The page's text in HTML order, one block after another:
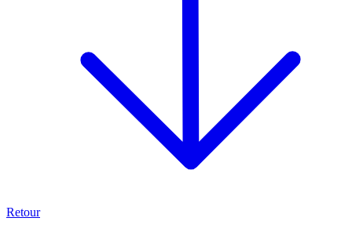
Retour